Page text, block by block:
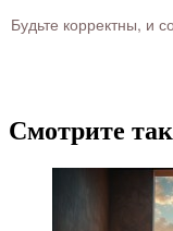
Будьте корректны, и
Смотрите